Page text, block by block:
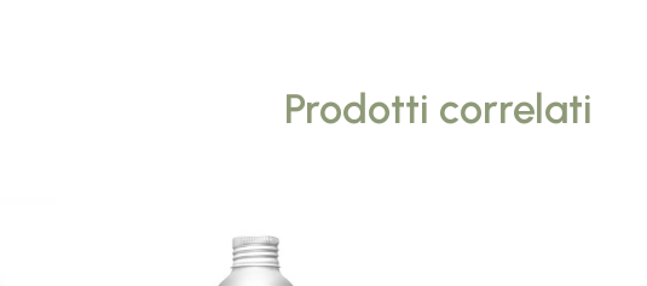
Prodotti correlati